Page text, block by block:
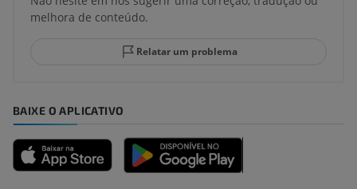
melhora de conteúdo.
Relatar um problema
BAIXE O APLICATIVO